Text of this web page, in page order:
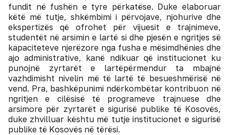
fundit në fushën e tyre përkatëse. Duke elaboruar
këtë më tutje, shkëmbimi i përvojave, njohurive dhe
ekspertizës që ofrohet për vijuesit e trajnimeve,
studentët në arsimin e lartë si dhe pjesën e ngritjes së
kapaciteteve njerëzore nga fusha e mësimdhënies dhe
ajo administrative, kanë ndikuar që institucionet ku
punojnë zyrtarët e lartëpërmendur ta mbajnë
vazhdimisht nivelin më të lartë të besueshmërisë në
vend. Pra, bashkëpunimi ndërkombëtar kontribuon në
ngritjen e cilësisë të programeve trajnuese dhe
arsimore për zyrtarët e sigurisë publike të Kosovës,
duke zhvilluar kështu më tutje institucionet e sigurisë
publike të Kosovës në tërësi.